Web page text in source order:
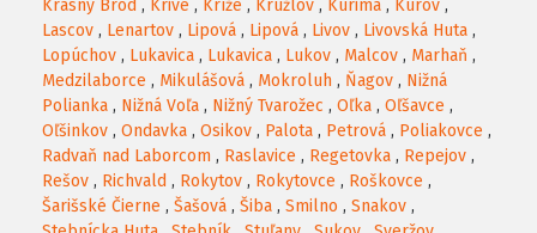
Krásny Brod , Krivé , Kríže , Kružlov , Kurima , Kurov ,
Lascov , Lenartov , Lipová , Lipová , Livov , Livovská Huta ,
Lopúchov , Lukavica , Lukavica , Lukov , Malcov , Marhaň ,
Medzilaborce , Mikulášová , Mokroluh , Ňagov , Nižná
Polianka , Nižná Voľa , Nižný Tvarožec , Oľka , Oľšavce ,
Oľšinkov , Ondavka , Osikov , Palota , Petrová , Poliakovce ,
Radvaň nad Laborcom , Raslavice , Regetovka , Repejov ,
Rešov , Richvald , Rokytov , Rokytovce , Roškovce ,
Šarišské Čierne , Šašová , Šiba , Smilno , Snakov ,